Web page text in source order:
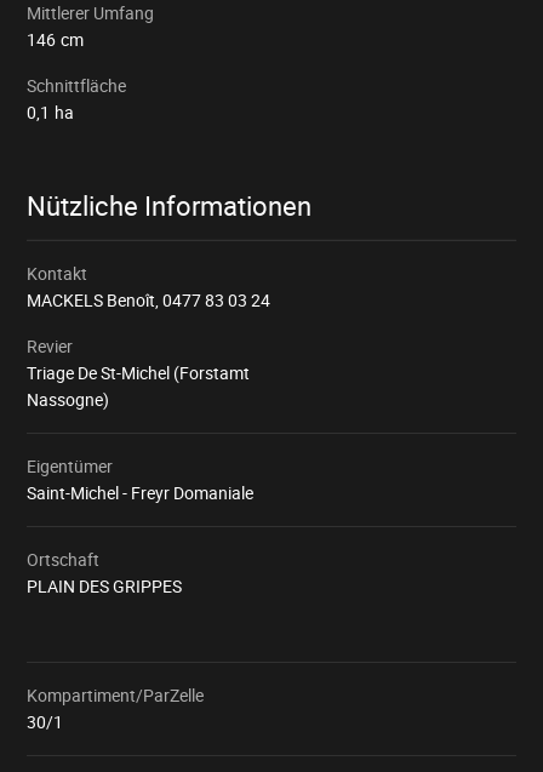
Mittlerer Umfang
146 cm
Schnittfläche
0,1 ha
Nützliche Informationen
Kontakt
MACKELS Benoît,0477 83 03 24
Revier
Triage De St-Michel (Forstamt
Nassogne)
Eigentümer
Saint-Michel - Freyr Domaniale
Ortschaft
PLAIN DES GRIPPES
Kompartiment/ParZelle
30/1
Wird